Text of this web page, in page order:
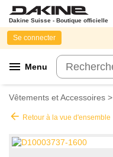
Dakine Suisse - Boutique officielle
menu Menu
Se connecter
Vêtements et Accessoires >
arrow_back Retour à la vue d'ensemble